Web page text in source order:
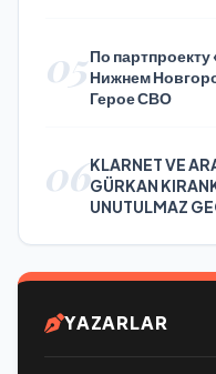
05По
Нижнем
Герое СВО
06KLARNET VE
GÜRKAN
UNUTULMAZ
YAZARLAR